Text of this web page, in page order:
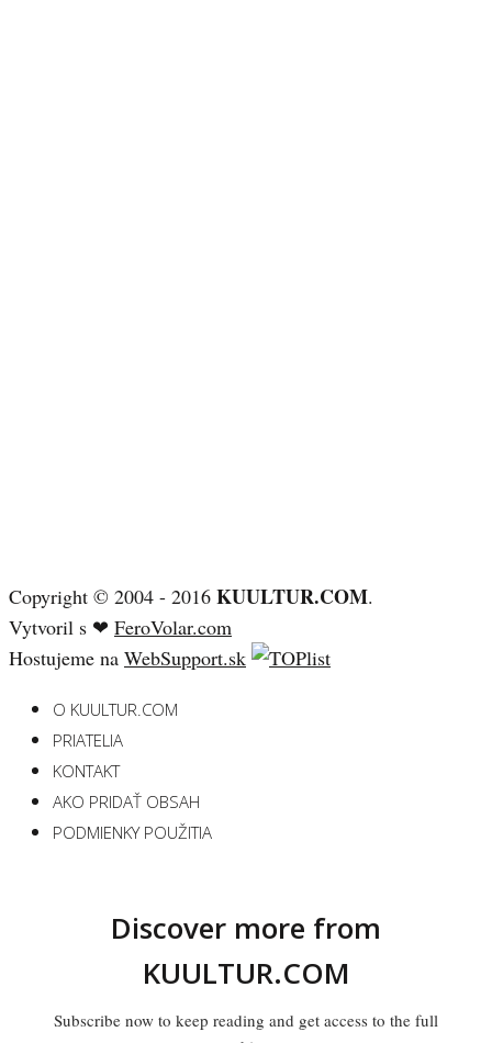
Copyright © 2004 - 2016 KUULTUR.COM.
Vytvoril s ❤ FeroVolar.com
Hostujeme na WebSupport.sk
O KUULTUR.COM
PRIATELIA
KONTAKT
AKO PRIDAŤ OBSAH
PODMIENKY POUŽITIA
Discover more from
KUULTUR.COM
Subscribe now to keep reading and get access to the full